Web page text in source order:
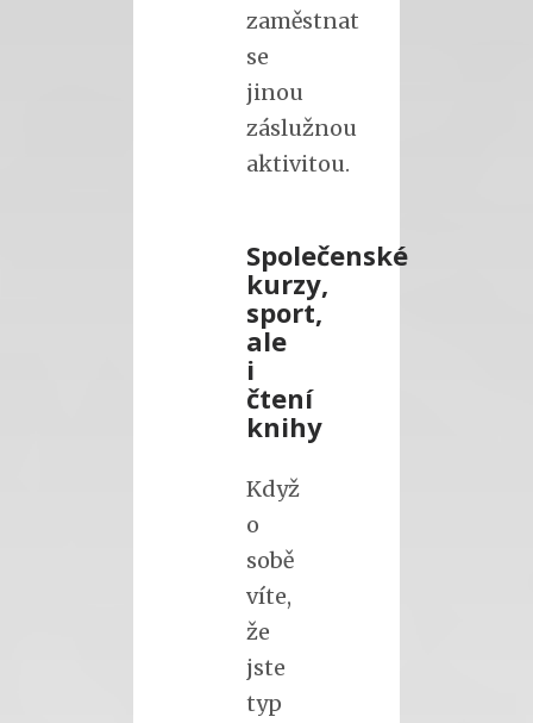
zaměstnat
se
jinou
záslužnou
aktivitou.
Společenské
kurzy,
sport,
ale
i
čtení
knihy
Když
o
sobě
víte,
že
jste
typ